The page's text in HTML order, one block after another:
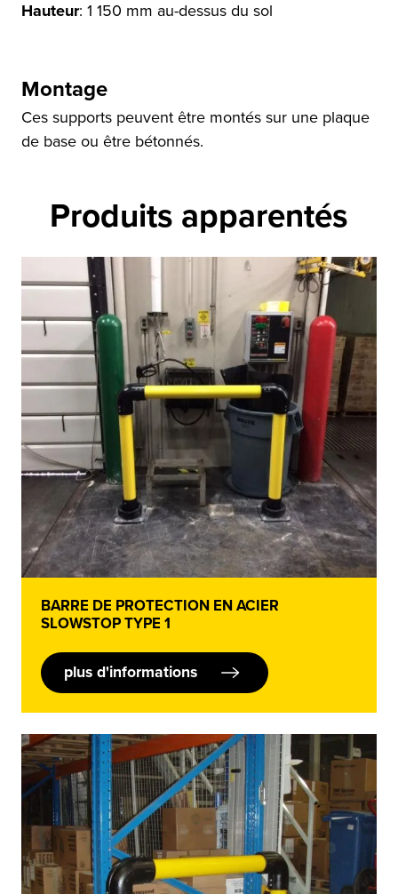
Hauteur: 1 150 mm au-dessus du sol
Montage
Ces supports peuvent être montés sur une plaque
de base ou être bétonnés.
Produits apparentés
BARRE DE PROTECTION EN ACIER
SLOWSTOP TYPE 1
plus d'informations